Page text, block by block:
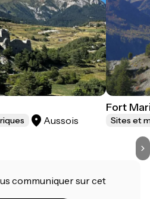
Aussois
Fort
Sites et
communiquer sur cet